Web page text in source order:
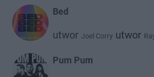
utwor
Bed
utwor Joel Corry utwor
Pum Pum